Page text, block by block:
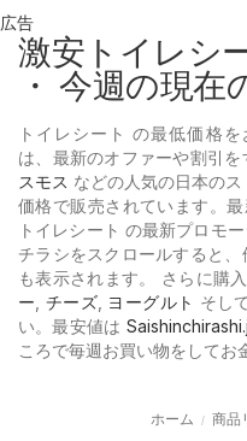
広告
激安トイレシ
・ 今週の現在
トイレシート の最低価格
は、最新のオファーや割引
スモス などの人気の日本の
価格で販売されています。
トイレシート の最新プロモ
チラシをスクロールすると
も表示されます。 さらに購
ー チーズ, ヨーグルト そして
い。最安値は
ころで毎週お買い物をしてお
ホーム 商品